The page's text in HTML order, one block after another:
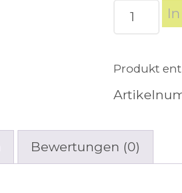
BARF
Pur
Menge
Produkt
Bewertungen (0)